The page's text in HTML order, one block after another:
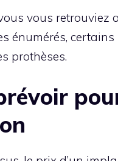
vous retrouviez
énumérés,
prothèses.